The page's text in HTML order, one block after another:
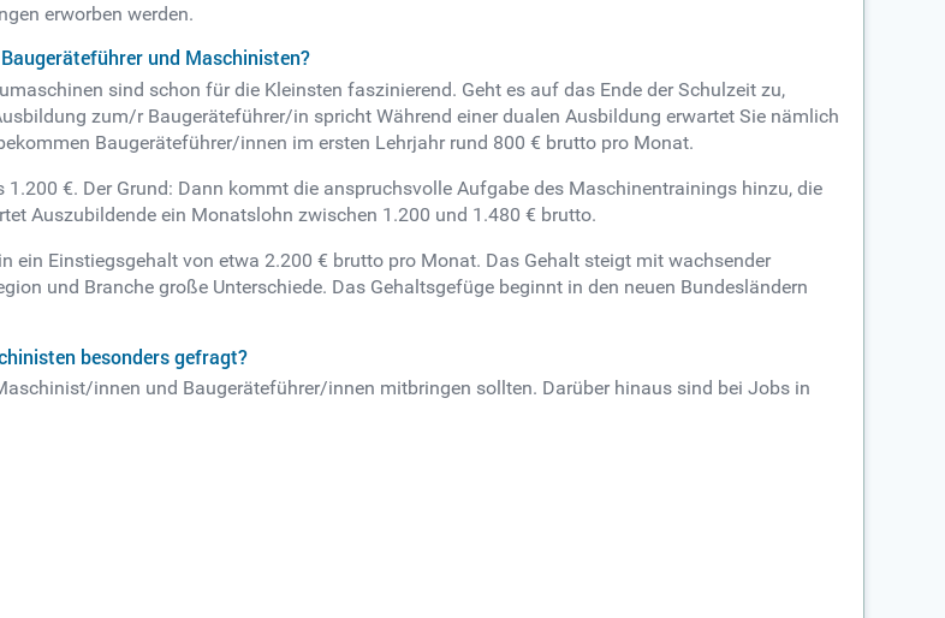
erworben werden.
und Maschinisten?
sind schon für die Kleinsten faszinierend. Geht es auf das Ende der Schulzeit zu,
zum/r Baugeräteführer/in spricht Während einer dualen Ausbildung erwartet Sie nämlich
Baugeräteführer/innen im ersten Lehrjahr rund 800 € brutto pro Monat.
€. Der Grund: Dann kommt die anspruchsvolle Aufgabe des Maschinentrainings hinzu, die
Auszubildende ein Monatslohn zwischen 1.200 und 1.480 € brutto.
ein Einstiegsgehalt von etwa 2.200 € brutto pro Monat. Das Gehalt steigt mit wachsender
und Branche große Unterschiede. Das Gehaltsgefüge beginnt in den neuen Bundesländern
besonders gefragt?
innen und Baugeräteführer/innen mitbringen sollten. Darüber hinaus sind bei Jobs in